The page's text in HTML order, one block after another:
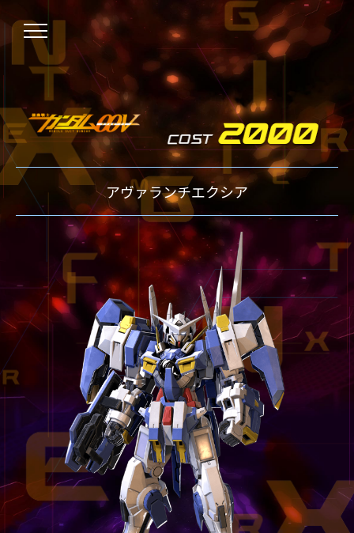
NEWS
ニュース
OVER BOOST
オーバーブースト
XVOOST
クロスブースト
EXVS2
エクストリームバーサス2
MAXI BOOST ON
マキシブーストオン
BEGINNER'S GUIDE
初心者指南
TECHNIQUE
テクニック
GLOSSARY
用語集
BUTTON PLACEMENT
ゲームパッドボタン配置
TWITTER
ツイッター
YOUTUBE
ユーチューブ
アヴァランチエクシア